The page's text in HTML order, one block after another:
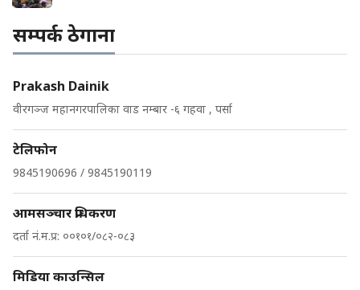
सम्पर्क ठेगाना
Prakash Dainik
वीरगञ्ज महानगरपालिका वाड नम्बार -६ गहवा , पर्सा
टेलिफोन
9845190696 / 9845190119
आमसञ्चार प्रधिकरण
दर्ता नं.म.प्र: ००१०१/०८२-०८३
मिडिया काउन्सिल